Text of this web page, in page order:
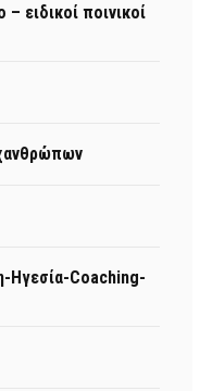
– ειδικοί ποινικοί
Ηγεσία-Coaching-